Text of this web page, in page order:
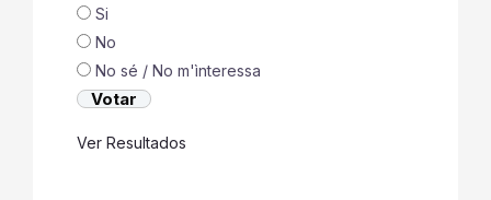
Si
No
No sé / No m'ìnteressa
Ver Resultados